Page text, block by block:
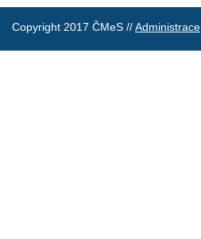
Copyright 2017 ČMeS //Administrace